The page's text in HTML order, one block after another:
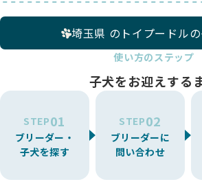
埼玉県 のトイプードル
使い方のステップ
子犬をお迎えする
STEP01
ブリーダー・
子犬を探す
STEP02
ブリーダーに
問い合わせ